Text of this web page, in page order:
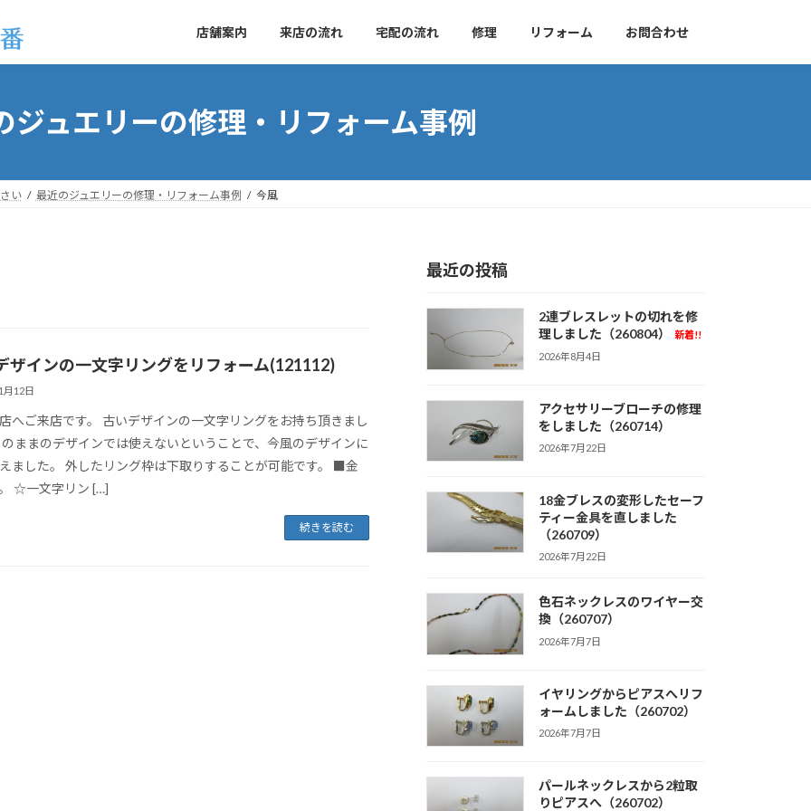
店舗案内 来店の流れ 宅配の流れ 修理 リフォーム お問合わせ
ジュエリーの修理・リフォーム事例
い 最近のジュエリーの修理・リフォーム事例 今風
ザインの一文字リングをリフォーム(121112)
月12日
へご来店です。 古いデザインの一文字リングをお持ち頂きまし
ままのデザインでは使えないということで、今風のデザインに
ました。 外したリング枠は下取りすることが可能です。 ■金
☆一文字リン […]
続きを読む
最近の投稿
2連ブレスレットの切れを修
理しました（260804）
新着!!
2026年8月4日
アクセサリーブローチの修理
をしました（260714）
2026年7月22日
18金ブレスの変形したセーフ
ティー金具を直しました
（260709）
2026年7月22日
色石ネックレスのワイヤー交
換（260707）
2026年7月7日
イヤリングからピアスへリフ
ォームしました（260702）
2026年7月7日
パールネックレスから2粒取
りピアスへ（260702）